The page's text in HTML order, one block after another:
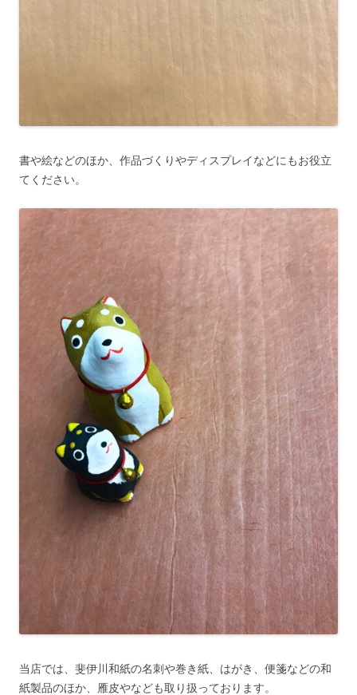
書や絵などのほか、作品づくりやディスプレイなどにもお役立
てください。
当店では、斐伊川和紙の名刺や巻き紙、はがき、便箋などの和
紙製品のほか、雁皮やなども取り扱っております。